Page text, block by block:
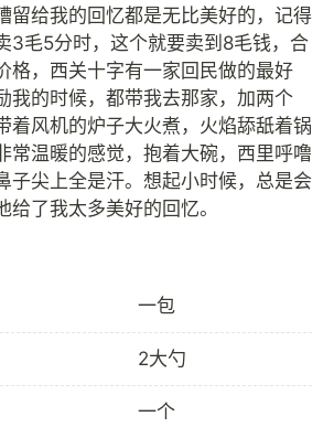
留给我的回忆都是无比美好的，记得
3毛5分时，这个就要卖到8毛钱，合
格，西关十字有一家回民做的最好
我的时候，都带我去那家，加两个
着风机的炉子大火煮，火焰舔舐着锅
常温暖的感觉，抱着大碗，西里呼噜
子尖上全是汗。想起小时候，总是会
一包
2大勺
一个